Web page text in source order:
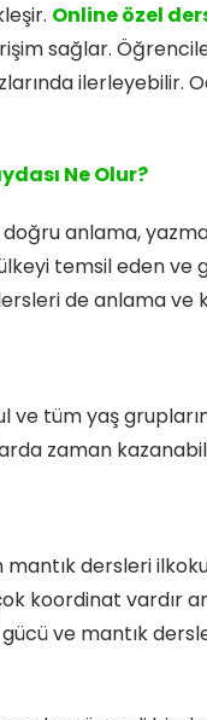
Online özel
sağlar.
ilerleyebilir.
Ne Olur?
doğru anlama,
temsil eden ve
de anlama ve
ve tüm yaş
zaman
dersleri
koordinat vardır
ve mantık